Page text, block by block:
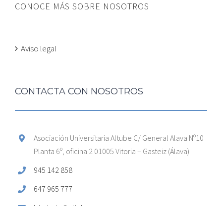
CONOCE MÁS SOBRE NOSOTROS
Aviso legal
CONTACTA CON NOSOTROS
Asociación Universitaria Altube C/ General Alava Nº10
Planta 6º, oficina 2 01005 Vitoria – Gasteiz (Álava)
945 142 858
647 965 777